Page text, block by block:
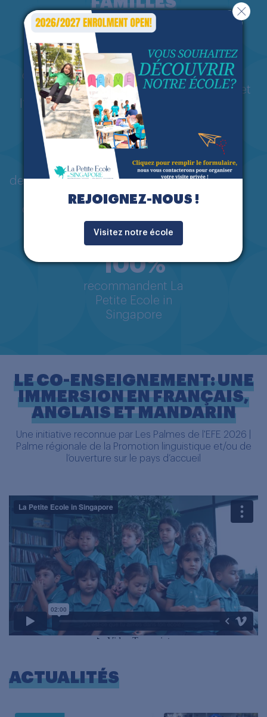
95%
des parents sont
satisfaits de
l’enseignement et
des progrès
98%
des enfants se
sentent heureux et
97 %
des parents jugent la
communication
claire et efficace
98%
apprécient la
disponibilité de
pédagogique
100%
recommandent La
Petite Ecole in
Singapore
LE CO-ENSEIGNEMENT: UNE
IMMERSION EN FRANÇAIS,
ANGLAIS ET MANDARIN
Une initiative reconnue par Les Palmes de l'EFE 2026 |
Palme régionale de la Promotion linguistique et/ou de
l’ouverture sur le pays d’accueil
ACTUALITÉS
REJOIGNEZ-NOUS !
Visitez notre école